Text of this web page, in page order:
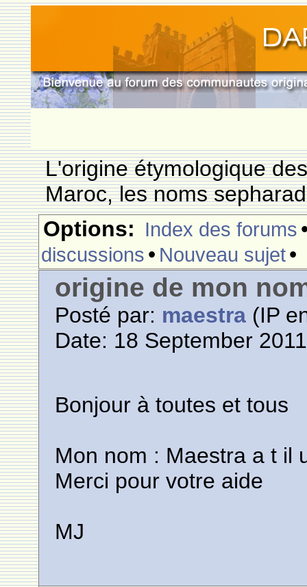
L'origine étymologique
Maroc, les noms
Options: Index des forums
discussions • Nouveau sujet•
origine de mon
Posté par: maestra (IP
Date: 18 September
Bonjour à toutes et tous
Mon nom : Maestra a t il
Merci pour votre aide
MJ